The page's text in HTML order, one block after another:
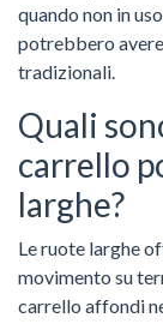
quando non in
potrebbero
tradizionali.
Quali
carrello
larghe?
Le ruote larghe
movimento su
carrello affondi